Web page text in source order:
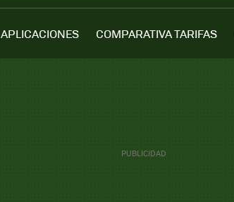
APLICACIONES COMPARATIVA TARIFAS